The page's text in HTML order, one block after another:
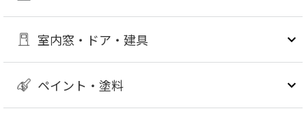
室内窓・ドア・建具
ペイント・塗料